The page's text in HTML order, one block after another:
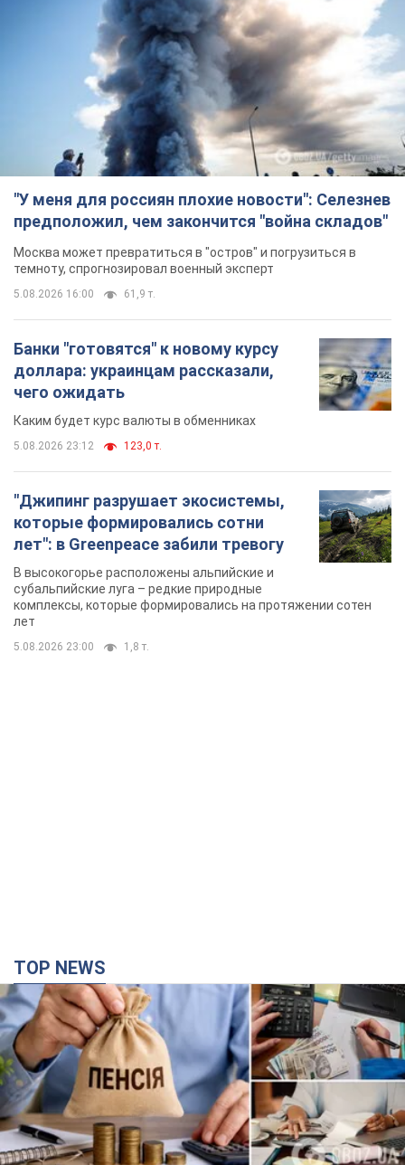
"У меня для россиян плохие новости": Селезнев
предположил, чем закончится "война складов"
Москва может превратиться в "остров" и погрузиться в
темноту, спрогнозировал военный эксперт
5.08.2026 16:00 61,9 т.
Банки "готовятся" к новому курсу
доллара: украинцам рассказали,
чего ожидать
5.08.2026 23:12 123,0 т.
"Джипинг разрушает экосистемы,
которые формировались сотни
лет": в Greenpeace забили тревогу
В высокогорье расположены альпийские и
комплексы, которые формировались на протяжении сотен
лет
Украинцы "хакнули" Пенсионный фонд:
выплаты массово увеличивают из-за исков, но
денег не хватает
Как пересчитывают пенсии
5 часов назад 106,6 т.